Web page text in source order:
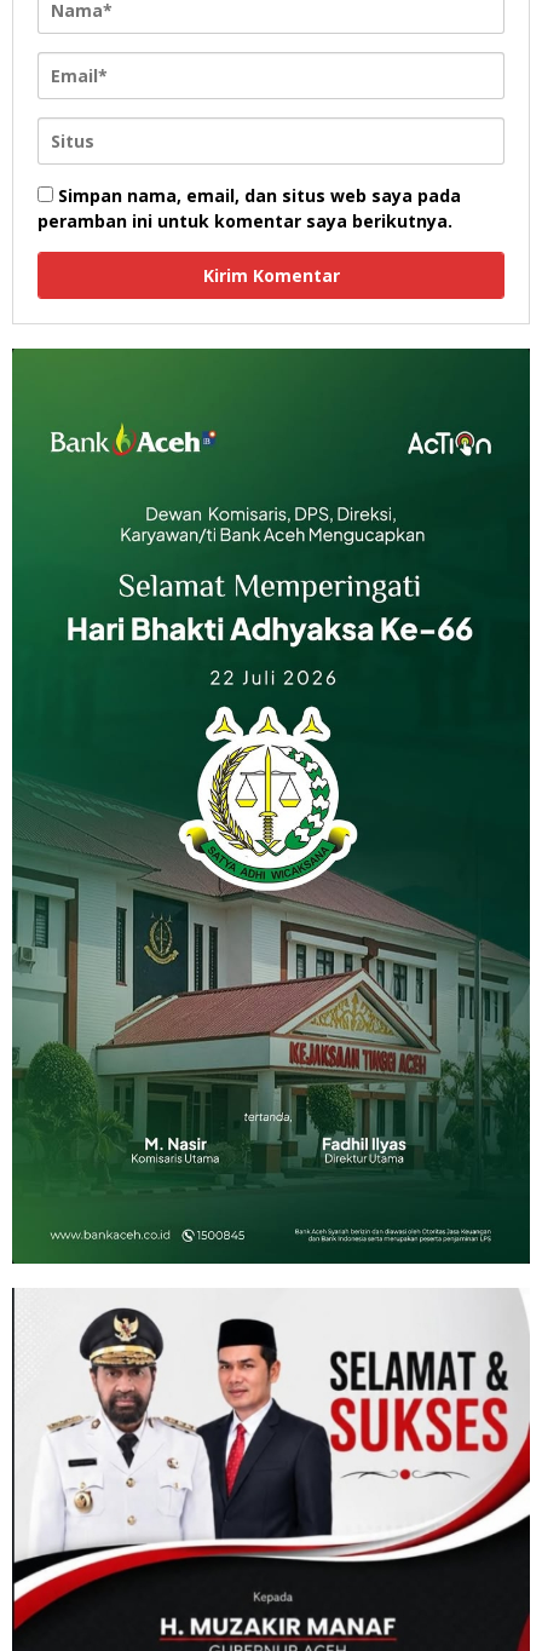
Simpan nama, email, dan situs web saya pada
peramban ini untuk komentar saya berikutnya.